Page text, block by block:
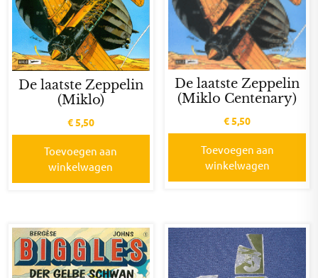
De laatste Zeppelin
(Miklo)
€5,50
Toevoegen aan
winkelwagen
De laatste Zeppelin
(Miklo Centenary)
€5,50
Toevoegen aan
winkelwagen